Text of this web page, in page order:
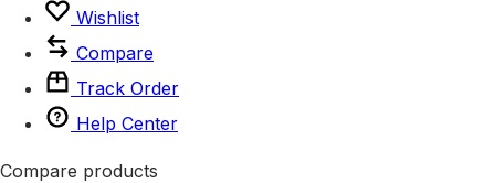
Wishlist
Compare
Track Order
Help Center
Compare products